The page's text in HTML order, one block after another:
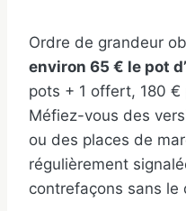
Ordre de grandeur
environ 65 € le pot
pots + 1 offert, 180 €
Méfiez-vous des
ou des places de
régulièrement
contrefaçons sans le